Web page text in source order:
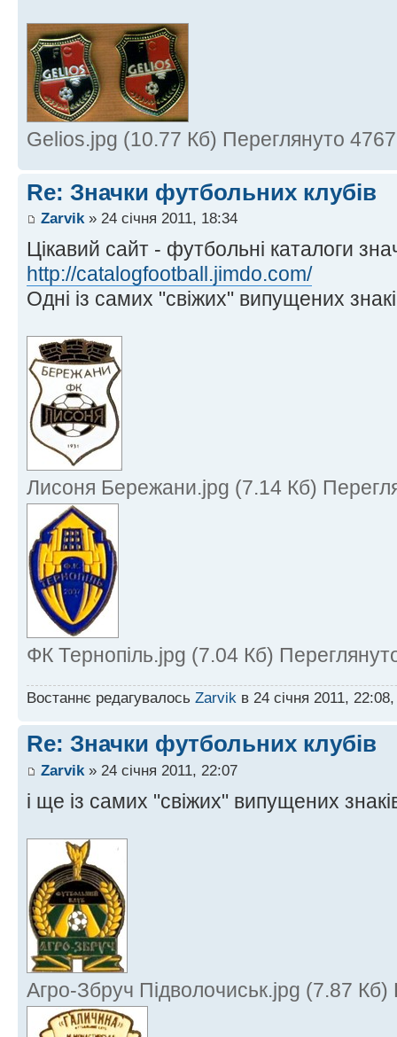
Gelios.jpg (10.77 Кб) Переглянуто
Re: Значки футбольних клубів
Zarvik» 24 січня 2011, 18:34
Цікавий сайт - футбольні каталоги
http://catalogfootball.jimdo.com/
Одні із самих "свіжих" випущених
Лисоня Бережани.jpg (7.14 Кб)
ФК Тернопіль.jpg (7.04 Кб)
Востаннє редагувалось Zarvik в 24 січня 2011,
Re: Значки футбольних клубів
Zarvik » 24 січня 2011, 22:07
і ще із самих "свіжих" випущених
Агро-Збруч Підволочиськ.jpg (7.87 Кб)